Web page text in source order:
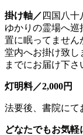
掛け軸／ 四国八十
ゆかりの霊場へ巡
置に眠ってません
堂内へお掛け致し
までにお届け下さ
灯明料／2,000円
法要後、書院にて
どなたでもお気軽